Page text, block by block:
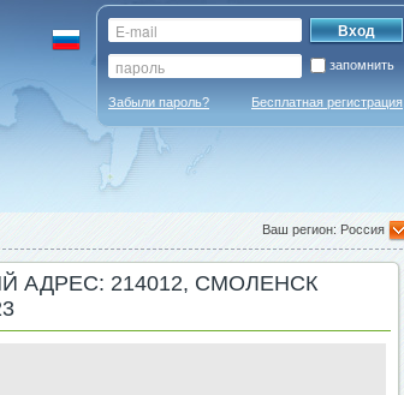
запомнить
Забыли пароль? Бесплатная регистрация
Ваш регион: Россия
АДРЕС: 214012, СМОЛЕНСК